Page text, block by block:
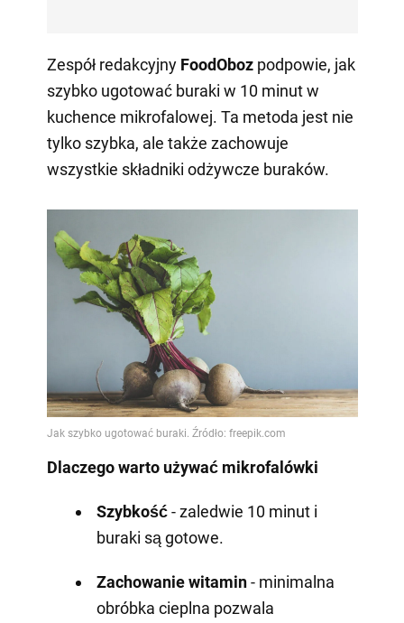
Zespół redakcyjny FoodOboz podpowie, jak
szybko ugotować buraki w 10 minut w
kuchence mikrofalowej. Ta metoda jest nie
tylko szybka, ale także zachowuje
wszystkie składniki odżywcze buraków.
Dlaczego warto używać mikrofalówki
Szybkość- zaledwie 10 minut i
buraki są gotowe.
Zachowanie witamin- minimalna
obróbka cieplna pozwala